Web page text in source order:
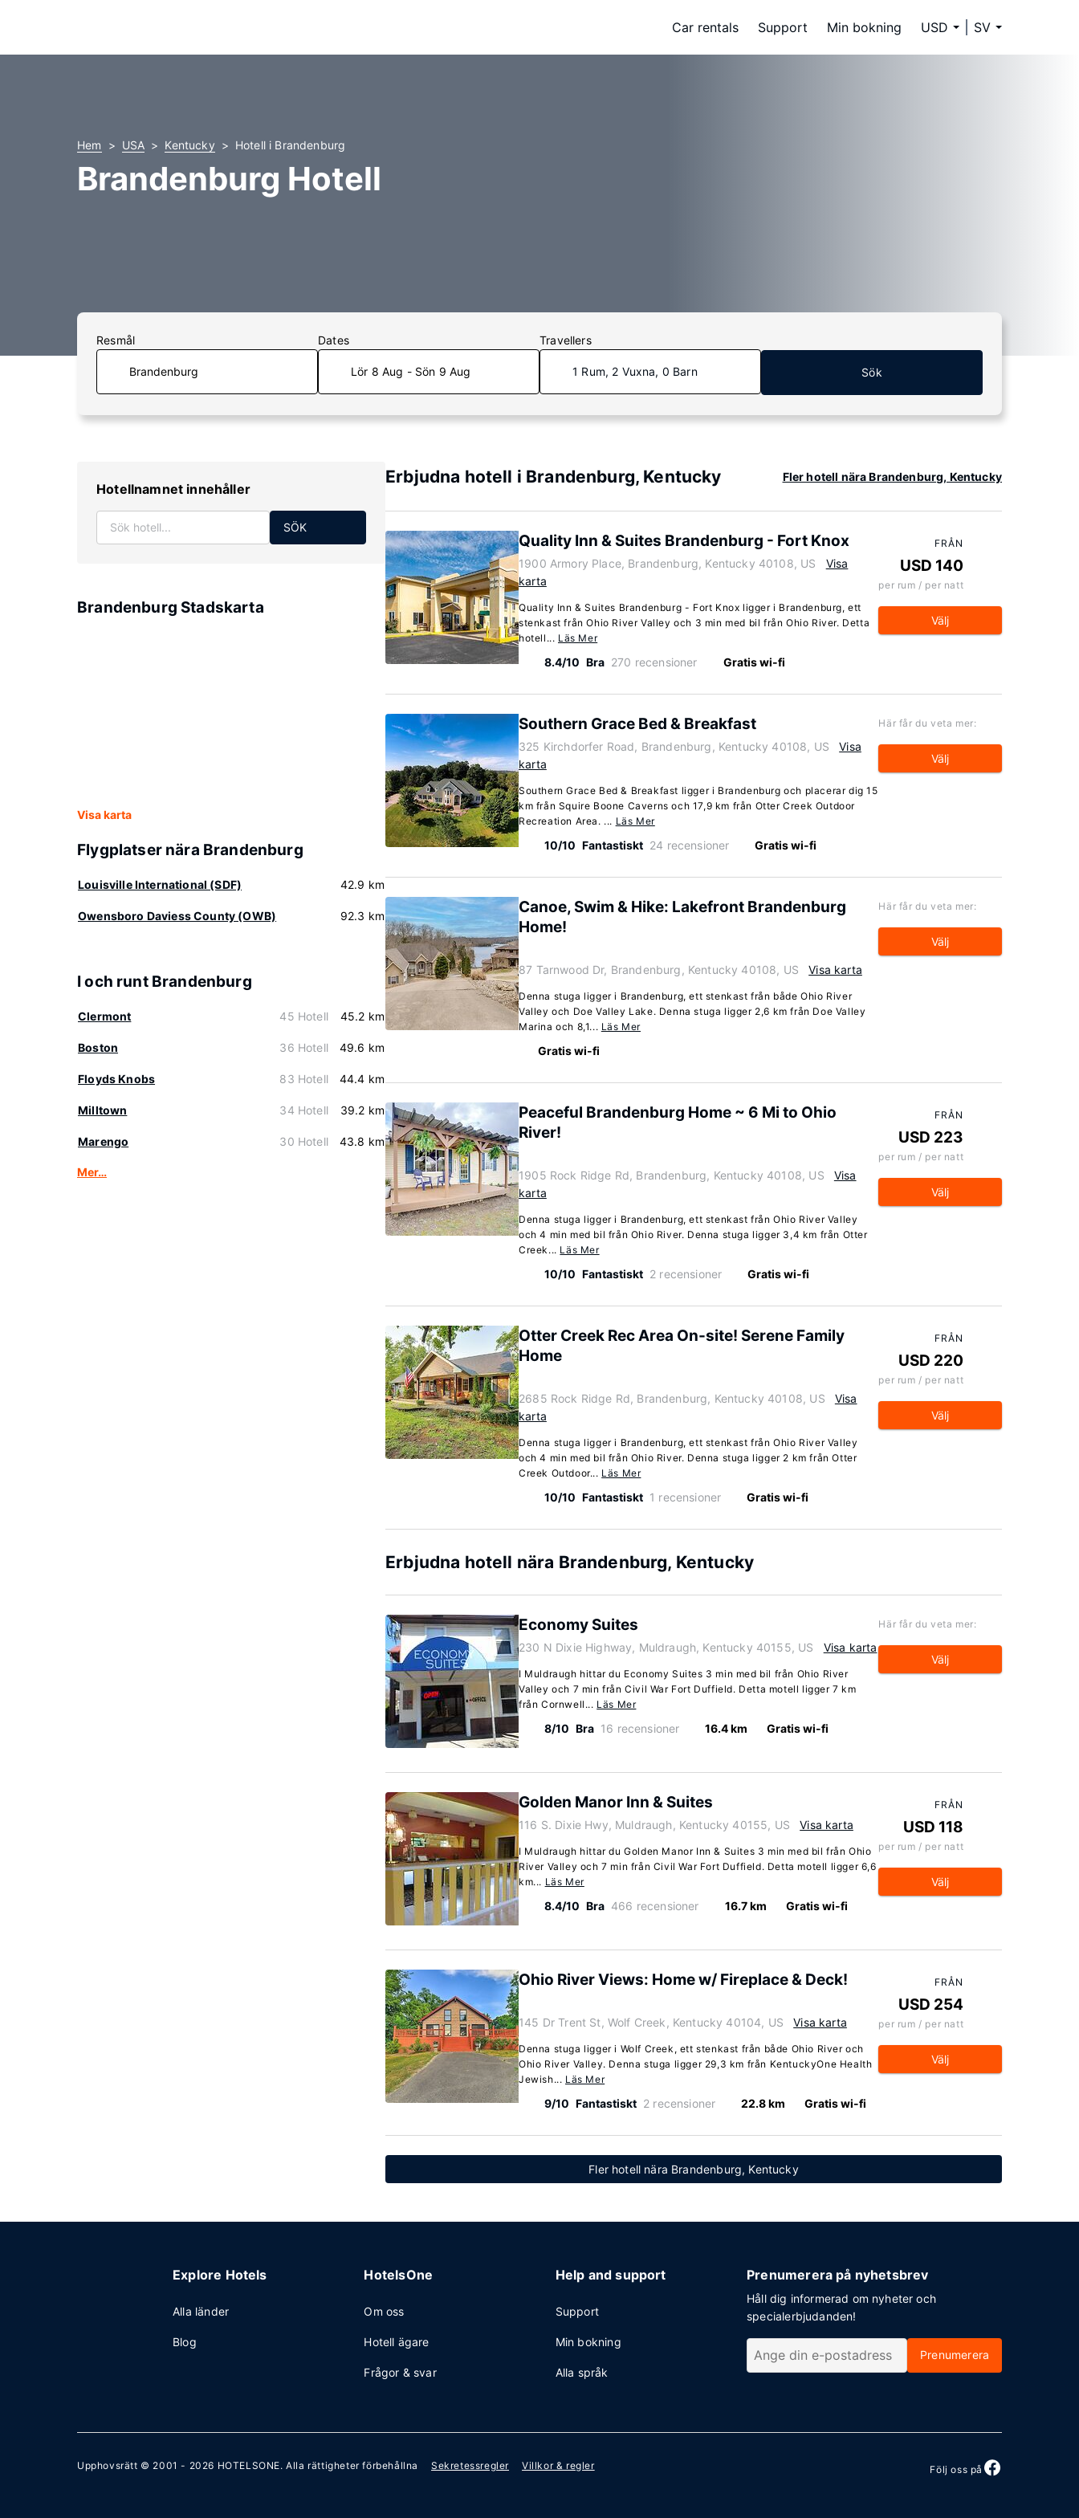
Car rentals Support Min bokning USD SV
Hem USA Kentucky Hotell i Brandenburg
Brandenburg Hotell
Resmål Dates
Lör 8 Aug - Sön 9 Aug
Travellers
1 Rum, 2 Vuxna, 0 Barn Sök
Hotellnamnet innehåller
SÖK
Brandenburg Stadskarta
Visa karta
Flygplatser nära Brandenburg
Louisville International (SDF) 42.9 km
Owensboro Daviess County (OWB) 92.3 km
I och runt Brandenburg
Clermont 45 Hotell 45.2 km
Boston 36 Hotell 49.6 km
Floyds Knobs 83 Hotell 44.4 km
Milltown 34 Hotell 39.2 km
Marengo 30 Hotell 43.8 km
Mer…
Erbjudna hotell i Brandenburg, Kentucky Fler hotell nära Brandenburg, Kentucky
Quality Inn & Suites Brandenburg - Fort Knox
1900 Armory Place, Brandenburg, Kentucky 40108, US
Visa
karta
Quality Inn & Suites Brandenburg - Fort Knox ligger i Brandenburg, ett
stenkast från Ohio River Valley och 3 min med bil från Ohio River. Detta
hotell... Läs Mer
8.4/10 Bra 270 recensioner Gratis wi-fi
FRÅN
USD 140
per rum / per natt
Välj
Southern Grace Bed & Breakfast
325 Kirchdorfer Road, Brandenburg, Kentucky 40108, US
Visa
karta
Southern Grace Bed & Breakfast ligger i Brandenburg och placerar dig 15
km från Squire Boone Caverns och 17,9 km från Otter Creek Outdoor
Recreation Area. ... Läs Mer
10/10 Fantastiskt 24 recensioner Gratis wi-fi
Här får du veta mer:
Välj
Canoe, Swim & Hike: Lakefront Brandenburg
Home!
87 Tarnwood Dr, Brandenburg, Kentucky 40108, US Visa karta
Denna stuga ligger i Brandenburg, ett stenkast från både Ohio River
Valley och Doe Valley Lake. Denna stuga ligger 2,6 km från Doe Valley
Marina och 8,1... Läs Mer
Gratis wi-fi
Här får du veta mer:
Välj
Peaceful Brandenburg Home ~ 6 Mi to Ohio
River!
1905 Rock Ridge Rd, Brandenburg, Kentucky 40108, US
Visa
karta
Denna stuga ligger i Brandenburg, ett stenkast från Ohio River Valley
och 4 min med bil från Ohio River. Denna stuga ligger 3,4 km från Otter
Creek... Läs Mer
10/10 Fantastiskt 2 recensioner Gratis wi-fi
FRÅN
USD 223
per rum / per natt
Välj
Otter Creek Rec Area On-site! Serene Family
Home
2685 Rock Ridge Rd, Brandenburg, Kentucky 40108, US
Visa
karta
Denna stuga ligger i Brandenburg, ett stenkast från Ohio River Valley
och 4 min med bil från Ohio River. Denna stuga ligger 2 km från Otter
Creek Outdoor... Läs Mer
10/10 Fantastiskt 1 recensioner Gratis wi-fi
FRÅN
USD 220
per rum / per natt
Välj
Erbjudna hotell nära Brandenburg, Kentucky
Economy Suites
230 N Dixie Highway, Muldraugh, Kentucky 40155, US Visa karta
I Muldraugh hittar du Economy Suites 3 min med bil från Ohio River
Valley och 7 min från Civil War Fort Duffield. Detta motell ligger 7 km
från Cornwell... Läs Mer
8/10 Bra 16 recensioner 16.4 km Gratis wi-fi
Här får du veta mer:
Välj
Golden Manor Inn & Suites
116 S. Dixie Hwy, Muldraugh, Kentucky 40155, US Visa karta
I Muldraugh hittar du Golden Manor Inn & Suites 3 min med bil från Ohio
River Valley och 7 min från Civil War Fort Duffield. Detta motell ligger 6,6
km... Läs Mer
8.4/10 Bra 466 recensioner 16.7 km Gratis wi-fi
FRÅN
USD 118
per rum / per natt
Välj
Ohio River Views: Home w/ Fireplace & Deck!
145 Dr Trent St, Wolf Creek, Kentucky 40104, US Visa karta
Denna stuga ligger i Wolf Creek, ett stenkast från både Ohio River och
Ohio River Valley. Denna stuga ligger 29,3 km från KentuckyOne Health
Jewish... Läs Mer
9/10 Fantastiskt 2 recensioner 22.8 km Gratis wi-fi
FRÅN
USD 254
per rum / per natt
Välj
Fler hotell nära Brandenburg, Kentucky
Explore Hotels
Alla länder
Blog
HotelsOne
Om oss
Hotell ägare
Frågor & svar
Help and support
Support
Min bokning
Alla språk
Prenumerera på nyhetsbrev
Håll dig informerad om nyheter och
specialerbjudanden!
Prenumerera
Upphovsrätt © 2001 - 2026 HOTELSONE. Alla rättigheter förbehållna Sekretessregler Villkor & regler Följ oss på